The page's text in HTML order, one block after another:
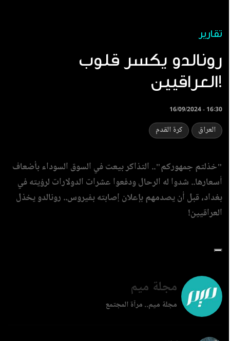
تقارير
رونالدو يكسر قلوب
العراقيين!
16/09/2024 - 16:30
العراق كرة القدم
"خذلتم جمهوركم".. التذاكر بيعت في السوق السوداء بأضعاف
أسعارها.. شدوا له الرحال ودفعوا عشرات الدولارات لرؤيته في
بغداد، قبل أن يصدمهم بإعلان إصابته بفيروس.. رونالدو يخذل
العراقيين!
مجلة ميم
مجلة ميم.. مرآة المجتمع